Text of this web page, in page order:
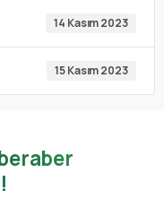
14 Kasım 2023
15 Kasım 2023